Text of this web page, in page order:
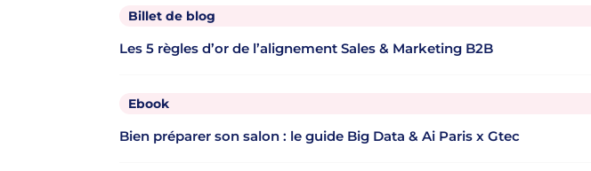
Billet de blog
Les 5 règles d’or de l’alignement Sales & Marketing B2B
Ebook
Bien préparer son salon : le guide Big Data & Ai Paris x Gtec